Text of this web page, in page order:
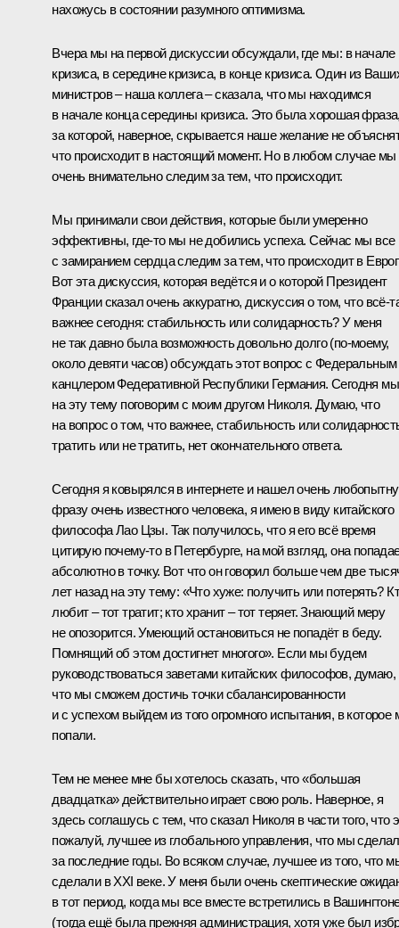
нахожусь в состоянии разумного оптимизма.
Вчера мы на первой дискуссии обсуждали, где мы: в начале
кризиса, в середине кризиса, в конце кризиса. Один из
министров – наша коллега – сказала, что мы находимся
в начале конца середины кризиса. Это была хорошая
за которой, наверное, скрывается наше желание не
что происходит в настоящий момент. Но в любом случае мы
очень внимательно следим за тем, что происходит.
Мы принимали свои действия, которые были умеренно
эффективны, где‑то мы не добились успеха. Сейчас мы все
с замиранием сердца следим за тем, что происходит в
Вот эта дискуссия, которая ведётся и о которой Президент
Франции сказал очень аккуратно, дискуссия о том, что
важнее сегодня: стабильность или солидарность? У меня
не так давно была возможность довольно долго (по‑моему,
около девяти часов) обсуждать этот вопрос с Федеральным
канцлером Федеративной Республики Германия. Сегодня мы
на эту тему поговорим с моим другом Николя. Думаю, что
на вопрос о том, что важнее, стабильность или
тратить или не тратить, нет окончательного ответа.
Сегодня я ковырялся в интернете и нашел очень
фразу очень известного человека, я имею в виду китайского
философа Лао Цзы. Так получилось, что я его всё время
цитирую почему‑то в Петербурге, на мой взгляд, она
абсолютно в точку. Вот что он говорил больше чем две
лет назад на эту тему: «Что хуже: получить или потерять?
любит – тот тратит; кто хранит – тот теряет. Знающий меру
не опозорится. Умеющий остановиться не попадёт в беду.
Помнящий об этом достигнет многого». Если мы будем
руководствоваться заветами китайских философов, думаю,
что мы сможем достичь точки сбалансированности
и с успехом выйдем из того огромного испытания, в которое
попали.
Тем не менее мне бы хотелось сказать, что «большая
двадцатка» действительно играет свою роль. Наверное, я
здесь соглашусь с тем, что сказал Николя в части того, что
пожалуй, лучшее из глобального управления, что мы
за последние годы. Во всяком случае, лучшее из того, что
сделали в XXI веке. У меня были очень скептические
в тот период, когда мы все вместе встретились в
(тогда ещё была прежняя администрация, хотя уже был